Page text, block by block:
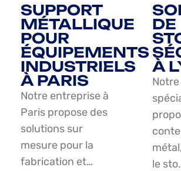
SUPPORT
MÉTALLIQUE
POUR
ÉQUIPEMENTS
INDUSTRIELS
À PARIS
Notre entreprise à
Paris propose des
solutions sur
mesure pour la
fabrication et…
DE
À
le